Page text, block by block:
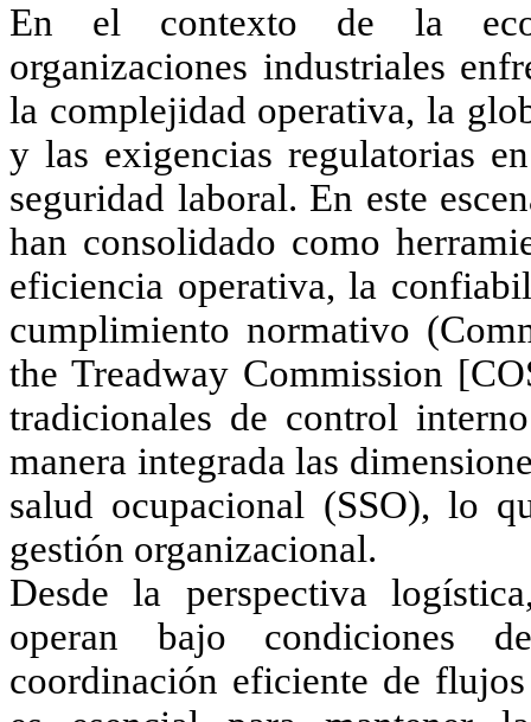
En el contexto de la
organizaciones industriales
la complejidad operativa, la
y las exigencias regulatorias
seguridad laboral. En este
han consolidado como
eficiencia operativa, la
cumplimiento normativo
the Treadway Commission
tradicionales de control
manera integrada las
salud ocupacional (SSO), lo
gestión organizacional.
Desde la perspectiva
operan bajo condiciones
coordinación eficiente de